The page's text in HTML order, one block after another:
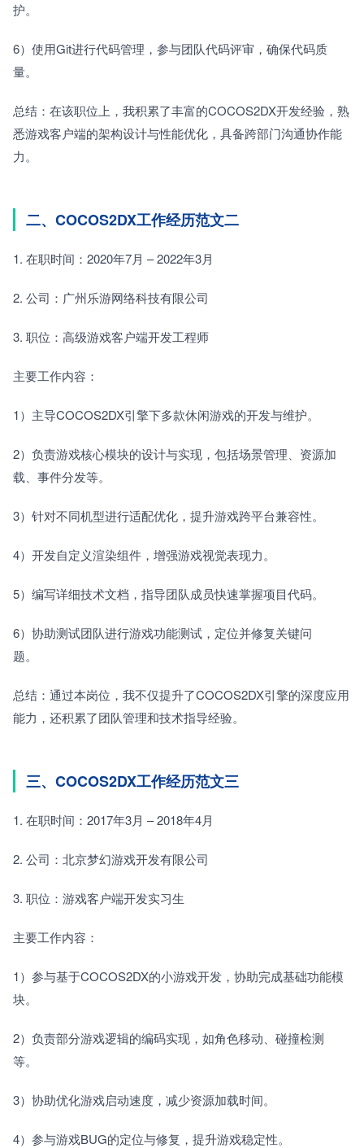
护。
6）使用Git进行代码管理，参与团队代码评审，确保代码质
量。
总结：在该职位上，我积累了丰富的COCOS2DX开发经验，熟
悉游戏客户端的架构设计与性能优化，具备跨部门沟通协作能
力。
二、COCOS2DX工作经历范文二
1. 在职时间：2020年7月 – 2022年3月
2. 公司：广州乐游网络科技有限公司
3. 职位：高级游戏客户端开发工程师
主要工作内容：
1）主导COCOS2DX引擎下多款休闲游戏的开发与维护。
2）负责游戏核心模块的设计与实现，包括场景管理、资源加
载、事件分发等。
3）针对不同机型进行适配优化，提升游戏跨平台兼容性。
4）开发自定义渲染组件，增强游戏视觉表现力。
5）编写详细技术文档，指导团队成员快速掌握项目代码。
6）协助测试团队进行游戏功能测试，定位并修复关键问
题。
总结：通过本岗位，我不仅提升了COCOS2DX引擎的深度应用
能力，还积累了团队管理和技术指导经验。
三、COCOS2DX工作经历范文三
1. 在职时间：2017年3月 – 2018年4月
2. 公司：北京梦幻游戏开发有限公司
3. 职位：游戏客户端开发实习生
主要工作内容：
1）参与基于COCOS2DX的小游戏开发，协助完成基础功能模
块。
2）负责部分游戏逻辑的编码实现，如角色移动、碰撞检测
等。
3）协助优化游戏启动速度，减少资源加载时间。
4）参与游戏BUG的定位与修复，提升游戏稳定性。